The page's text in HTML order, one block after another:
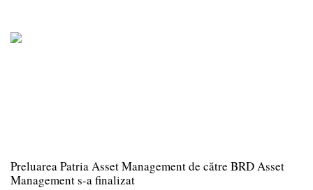
Preluarea Patria Asset Management de către BRD Asset
Management s-a finalizat